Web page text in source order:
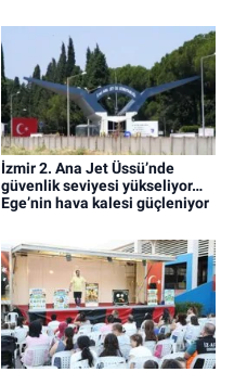
İzmir 2. Ana Jet Üssü’nde
güvenlik seviyesi yükseliyor…
Ege’nin hava kalesi güçleniyor